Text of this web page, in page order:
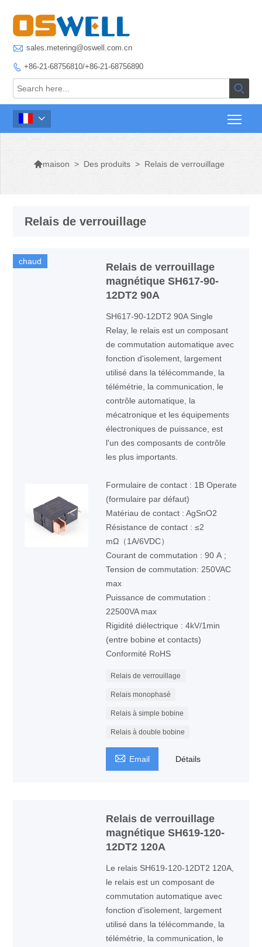
 sales.metering@oswell.com.cn
 +86-21-68756810/+86-21-68756890


maison > Des produits > Relais de verrouillage
Relais de verrouillage
chaud
Relais de verrouillage
magnétique SH617-90-
12DT2 90A
SH617-90-12DT2 90A Single
Relay, le relais est un composant
de commutation automatique avec
fonction d'isolement, largement
utilisé dans la télécommande, la
télémétrie, la communication, le
contrôle automatique, la
mécatronique et les équipements
électroniques de puissance, est
l'un des composants de contrôle
les plus importants.
Formulaire de contact : 1B Operate
(formulaire par défaut)
Matériau de contact : AgSnO2
Résistance de contact : ≤2
mΩ（1A/6VDC）
Courant de commutation : 90 A ;
Tension de commutation: 250VAC
max
Puissance de commutation :
22500VA max
Rigidité diélectrique : 4kV/1min
(entre bobine et contacts)
Conformité RoHS
Relais de verrouillage
Relais monophasé
Relais à simple bobine
Relais à double bobine
 Email Détails
Relais de verrouillage
magnétique SH619-120-
12DT2 120A
Le relais SH619-120-12DT2 120A,
le relais est un composant de
commutation automatique avec
fonction d'isolement, largement
utilisé dans la télécommande, la
télémétrie, la communication, le